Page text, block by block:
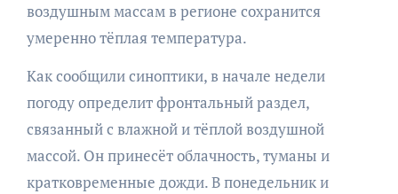
воздушным массам в регионе сохранится
умеренно тёплая температура.
Как сообщили синоптики, в начале недели
погоду определит фронтальный раздел,
связанный с влажной и тёплой воздушной
массой. Он принесёт облачность, туманы и
кратковременные дожди. В понедельник и